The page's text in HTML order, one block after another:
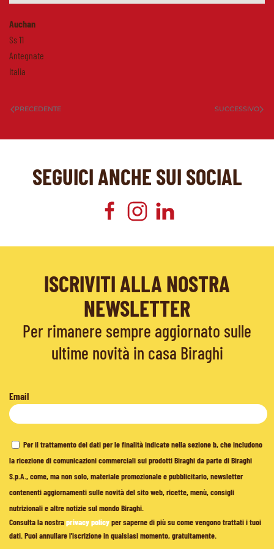
Auchan
Ss 11
Antegnate
Italia
PRECEDENTE SUCCESSIVO
SEGUICI ANCHE SUI SOCIAL
ISCRIVITI ALLA NOSTRA
NEWSLETTER
Per rimanere sempre aggiornato sulle
ultime novità in casa Biraghi
Email
Per il trattamento dei dati per le finalità indicate nella sezione b, che includono
la ricezione di comunicazioni commerciali sui prodotti Biraghi da parte di Biraghi
S.p.A., come, ma non solo, materiale promozionale e pubblicitario, newsletter
contenenti aggiornamenti sulle novità del sito web, ricette, menù, consigli
nutrizionali e altre notizie sul mondo Biraghi.
Consulta la nostraprivacy policyper saperne di più su come vengono trattati i tuoi
dati. Puoi annullare l'iscrizione in qualsiasi momento, gratuitamente.